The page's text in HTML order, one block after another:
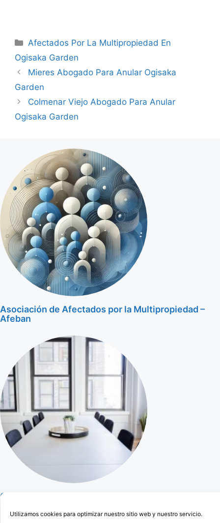
Utilizamos cookies para optimizar nuestro sitio web y nuestro servicio.
Categorías
Afectados Por La Multipropiedad En
Ogisaka Garden
Mieres Abogado Para Anular Ogisaka
Garden
Colmenar Viejo Abogado Para Anular
Ogisaka Garden
Asociación de Afectados por la Multipropiedad –
Afeban
Cercedilla Abogado Para Anular Ogisaka Garden